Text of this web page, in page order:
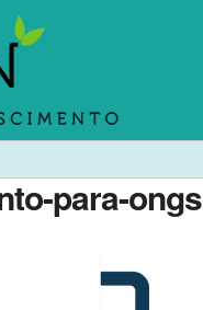
para-ongs